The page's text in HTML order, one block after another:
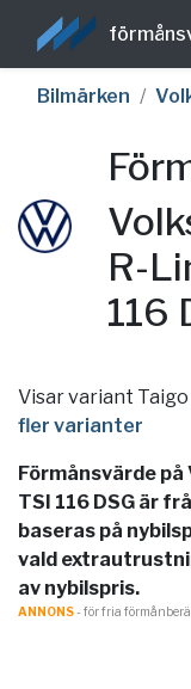
Bilmärken
R-
116
Visar variant Taigo
fler varianter
Förmånsvärde på
TSI 116 DSG är
baseras på
vald
av nybilspris.
ANNONS- för fria